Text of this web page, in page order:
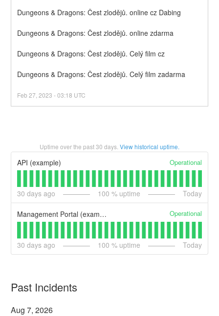
Dungeons & Dragons: Čest zlodějů. online cz Dabing
Dungeons & Dragons: Čest zlodějů. online zdarma
Dungeons & Dragons: Čest zlodějů. Celý film cz
Dungeons & Dragons: Čest zlodějů. Celý film zadarma
Feb27 ,2023 -03:18 UTC
Uptime over the past30 days. View historical uptime.
API (example) Operational
30 days ago 100 % uptime Today
Management Portal (example) Operational
30 days ago 100 % uptime Today
Past Incidents
Aug7,2026